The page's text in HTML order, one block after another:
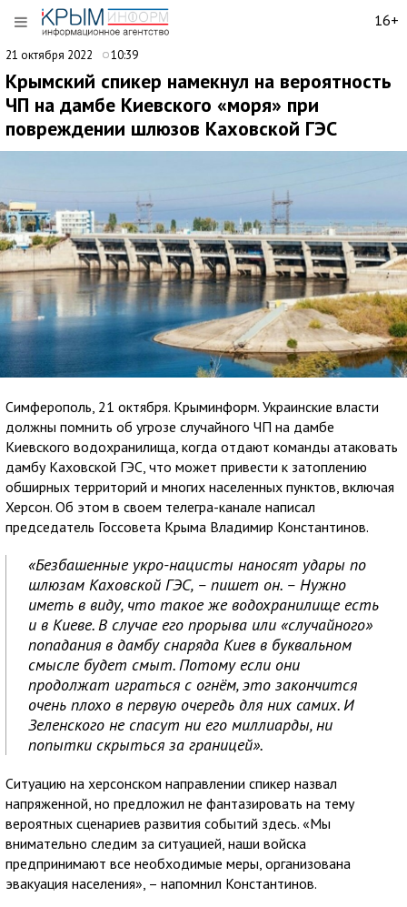
16+
21 октября 2022 10:39
Крымский спикер намекнул на вероятность
ЧП на дамбе Киевского «моря» при
повреждении шлюзов Каховской ГЭС
Симферополь, 21 октября. Крыминформ. Украинские власти
должны помнить об угрозе случайного ЧП на дамбе
Киевского водохранилища, когда отдают команды атаковать
дамбу Каховской ГЭС, что может привести к затоплению
обширных территорий и многих населенных пунктов, включая
Херсон. Об этом в своем телегра-канале написал
председатель Госсовета Крыма Владимир Константинов.
«Безбашенные укро-нацисты наносят удары по
шлюзам Каховской ГЭС, – пишет он. – Нужно
иметь в виду, что такое же водохранилище есть
и в Киеве. В случае его прорыва или «случайного»
попадания в дамбу снаряда Киев в буквальном
смысле будет смыт. Потому если они
продолжат играться с огнём, это закончится
очень плохо в первую очередь для них самих. И
Зеленского не спасут ни его миллиарды, ни
попытки скрыться за границей».
Ситуацию на херсонском направлении спикер назвал
напряженной, но предложил не фантазировать на тему
вероятных сценариев развития событий здесь. «Мы
внимательно следим за ситуацией, наши войска
предпринимают все необходимые меры, организована
эвакуация населения», – напомнил Константинов.